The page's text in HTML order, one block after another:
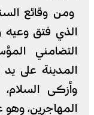
ومن وقائع
الذي فتق وعيه
التضامني
المدينة على
وأزكى
المهاجرين،